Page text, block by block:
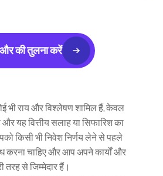
की तुलना करें
भी राय और विश्लेषण शामिल हैं, केवल
और यह वित्तीय सलाह या सिफारिश का
किसी भी निवेश निर्णय लेने से पहले
करना चाहिए और आप अपने कार्यों और
तरह से जिम्मेदार हैं।